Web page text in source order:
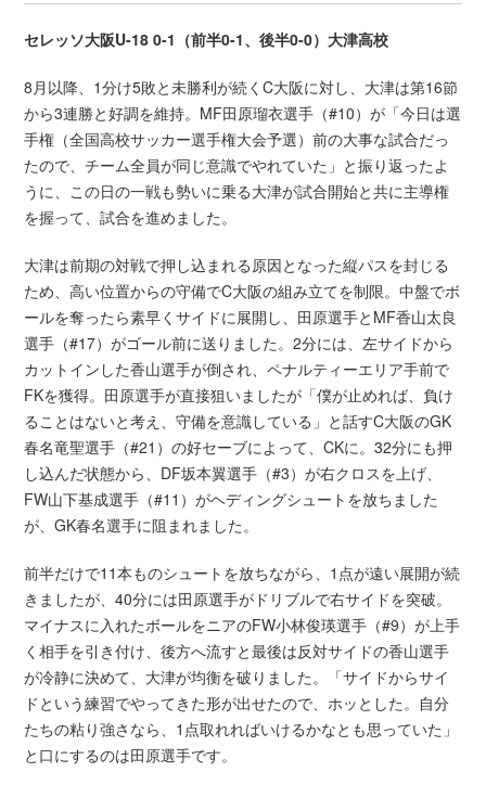
セレッソ大阪U-18 0-1（前半0-1、後半0-0）大津高校
8月以降、1分け5敗と未勝利が続くC大阪に対し、大津は第16節
から3連勝と好調を維持。MF田原瑠衣選手（#10）が「今日は選
手権（全国高校サッカー選手権大会予選）前の大事な試合だっ
たので、チーム全員が同じ意識でやれていた」と振り返ったよ
うに、この日の一戦も勢いに乗る大津が試合開始と共に主導権
を握って、試合を進めました。
大津は前期の対戦で押し込まれる原因となった縦パスを封じる
ため、高い位置からの守備でC大阪の組み立てを制限。中盤でボ
ールを奪ったら素早くサイドに展開し、田原選手とMF香山太良
選手（#17）がゴール前に送りました。2分には、左サイドから
カットインした香山選手が倒され、ペナルティーエリア手前で
FKを獲得。田原選手が直接狙いましたが「僕が止めれば、負け
ることはないと考え、守備を意識している」と話すC大阪のGK
春名竜聖選手（#21）の好セーブによって、CKに。32分にも押
し込んだ状態から、DF坂本翼選手（#3）が右クロスを上げ、
FW山下基成選手（#11）がヘディングシュートを放ちました
が、GK春名選手に阻まれました。
前半だけで11本ものシュートを放ちながら、1点が遠い展開が続
きましたが、40分には田原選手がドリブルで右サイドを突破。
マイナスに入れたボールをニアのFW小林俊瑛選手（#9）が上手
く相手を引き付け、後方へ流すと最後は反対サイドの香山選手
が冷静に決めて、大津が均衡を破りました。「サイドからサイ
ドという練習でやってきた形が出せたので、ホッとした。自分
たちの粘り強さなら、1点取れればいけるかなとも思っていた」
と口にするのは田原選手です。